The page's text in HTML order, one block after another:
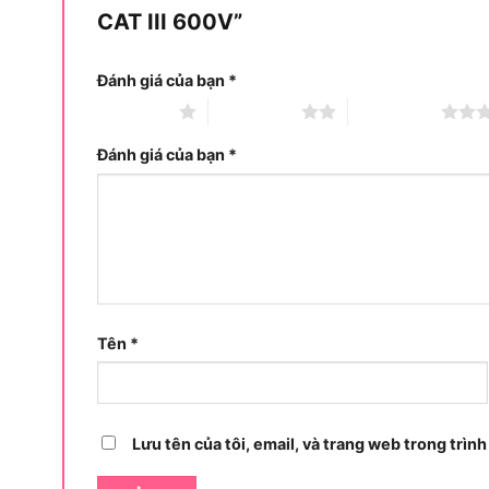
Ampe kìm Fluke 302
Ampe kìm Fluke 302+ phù hợp với nhu cầu
thông mạch trong công việc điện dân dụng
dùng cần một thiết bị đo gọn, dễ thao tác và có
CAT III 600V”
Đánh giá của bạn *
Đánh giá của bạn *
Tên *
Lưu tên của tôi, email, và trang web trong